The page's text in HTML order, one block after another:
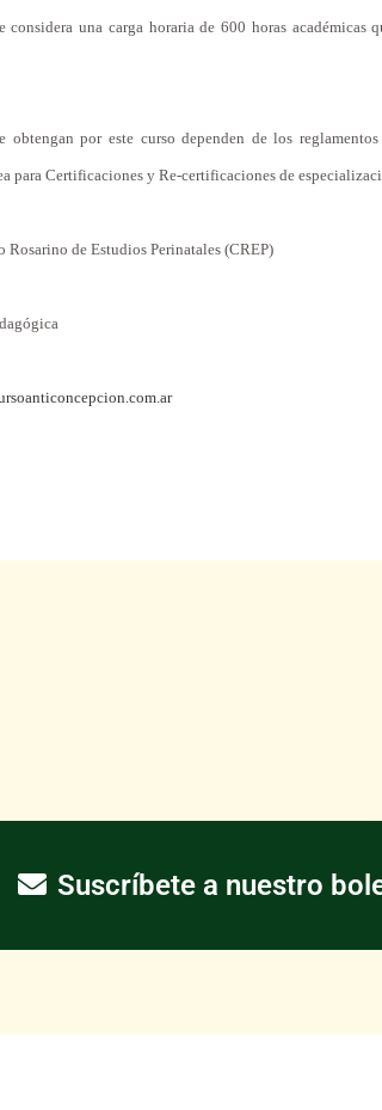
considera una carga horaria de 600 horas
por este curso dependen de los
para Certificaciones y Re-certificaciones de
de Estudios Perinatales (CREP)
Suscríbete a nuestro